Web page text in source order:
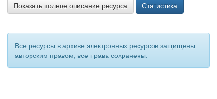
Показать полное описание ресурса Статистика
Все ресурсы в архиве электронных ресурсов защищены
авторским правом, все права сохранены.